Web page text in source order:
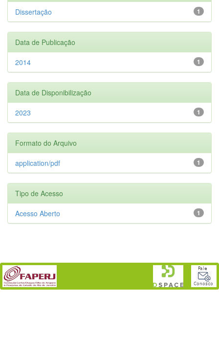
1
Dissertação
Data de Publicação
1
2014
Data de Disponibilização
1
2023
Formato do Arquivo
1
application/pdf
Tipo de Acesso
1
Acesso Aberto